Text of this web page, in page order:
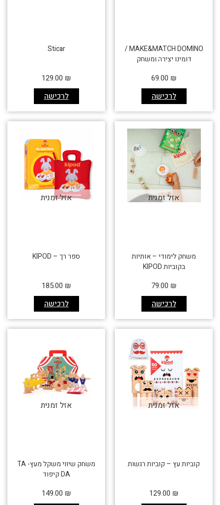
MAKE&MATCH DOMINO /
דומינו יצירה ומשחק
לרכישה
69.00 ₪
Sticar
לרכישה
129.00 ₪
אזל זמנית
משחק לימודי – אותיות
בקוביות KIPOD
לרכישה
79.00 ₪
אזל זמנית
ספר רך – KIPOD
לרכישה
185.00 ₪
אזל זמנית
קוביות עץ – קוביות רגשות
129.00 ₪
אזל זמנית
משחק שיווי משקל מעץ- TA
DA קיפוד
149.00 ₪